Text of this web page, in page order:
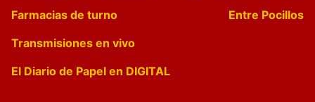
Farmacias de turno
Entre Pocillos
Transmisiones en vivo
El Diario de Papel en DIGITAL